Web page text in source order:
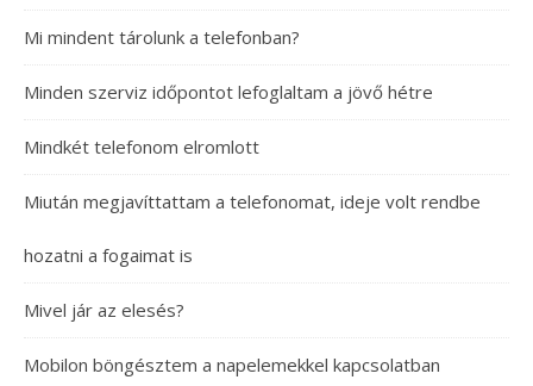
Mi mindent tárolunk a telefonban?
Minden szerviz időpontot lefoglaltam a jövő hétre
Mindkét telefonom elromlott
Miután megjavíttattam a telefonomat, ideje volt rendbe
hozatni a fogaimat is
Mivel jár az elesés?
Mobilon böngésztem a napelemekkel kapcsolatban